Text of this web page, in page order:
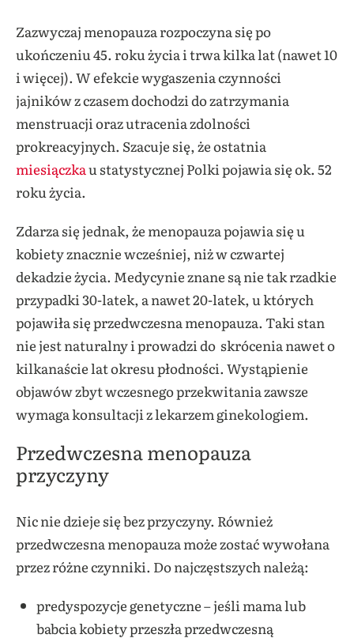
Zazwyczaj menopauza rozpoczyna się po
ukończeniu 45. roku życia i trwa kilka lat (nawet 10
i więcej). W efekcie wygaszenia czynności
jajników z czasem dochodzi do zatrzymania
menstruacji oraz utracenia zdolności
prokreacyjnych. Szacuje się, że ostatnia
miesiączkau statystycznej Polki pojawia się ok. 52
roku życia.
Zdarza się jednak, że menopauza pojawia się u
kobiety znacznie wcześniej, niż w czwartej
dekadzie życia. Medycynie znane są nie tak rzadkie
przypadki 30-latek, a nawet 20-latek, u których
pojawiła się przedwczesna menopauza. Taki stan
nie jest naturalny i prowadzi do skrócenia nawet o
kilkanaście lat okresu płodności. Wystąpienie
objawów zbyt wczesnego przekwitania zawsze
wymaga konsultacji z lekarzem ginekologiem.
Przedwczesna menopauza
przyczyny
Nic nie dzieje się bez przyczyny. Również
przedwczesna menopauza może zostać wywołana
przez różne czynniki. Do najczęstszych należą:
predyspozycje genetyczne – jeśli mama lub
babcia kobiety przeszła przedwczesną